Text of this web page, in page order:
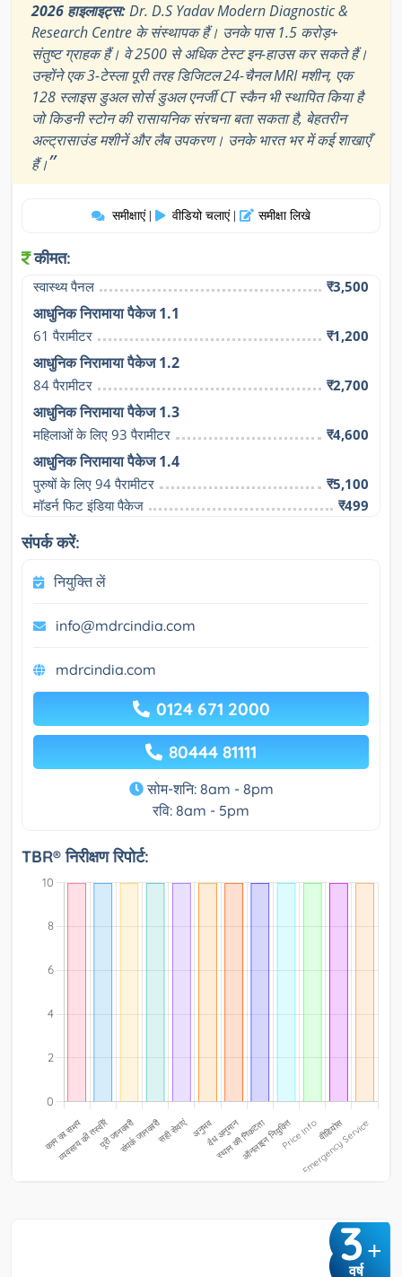
2026 हाइलाइट्स:Dr. D.S Yadav Modern Diagnostic &
Research Centre के संस्थापक हैं। उनके पास 1.5 करोड़+
संतुष्ट ग्राहक हैं। वे 2500 से अधिक टेस्ट इन-हाउस कर सकते हैं।
उन्होंने एक 3-टेस्ला पूरी तरह डिजिटल 24-चैनल MRI मशीन, एक
128 स्लाइस डुअल सोर्स डुअल एनर्जी CT स्कैन भी स्थापित किया है
जो किडनी स्टोन की रासायनिक संरचना बता सकता है, बेहतरीन
अल्ट्रासाउंड मशीनें और लैब उपकरण। उनके भारत भर में कई शाखाएँ
हैं।”
समीक्षाएं | वीडियो चलाएं | समीक्षा लिखे
कीमत:
स्वास्थ्य पैनल ₹3,500
आधुनिक निरामाया पैकेज 1.1
61 पैरामीटर ₹1,200
आधुनिक निरामाया पैकेज 1.2
84 पैरामीटर ₹2,700
आधुनिक निरामाया पैकेज 1.3
महिलाओं के लिए 93 पैरामीटर ₹4,600
आधुनिक निरामाया पैकेज 1.4
पुरुषों के लिए 94 पैरामीटर
₹5,100
मॉडर्न फिट इंडिया पैकेज
₹499
संपर्क करें:
नियुक्ति लें
info@mdrcindia.com
mdrcindia.com
0124 671 2000
80444 81111
सोम-शनि: 8am - 8pm
रवि: 8am - 5pm
TBR® निरीक्षण रिपोर्ट:
3+
वर्ष